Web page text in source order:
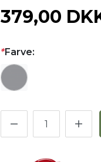
379,00
*Farve: